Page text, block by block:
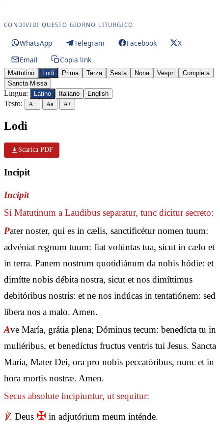
CONDIVIDI QUESTO GIORNO LITURGICO
WhatsApp Telegram Facebook
X
Email
Copia link
Mattutino Lodi Prima Terza Sesta Nona Vespri
Compieta
Sancta Missa
Lingua: Latino Italiano English
Testo: A− Aa A+
Lodi
Scarica PDF
Incipit
Incipit
Si Matutinum a Laudibus separatur, tunc dicitur secreto:
Pater noster, qui es in cælis, sanctificétur nomen tuum:
advéniat regnum tuum: fiat volúntas tua, sicut in cælo et
in terra. Panem nostrum quotidiánum da nobis hódie: et
dimítte nobis débita nostra, sicut et nos dimíttimus
debitóribus nostris: et ne nos indúcas in tentatiónem: sed
líbera nos a malo. Amen.
Ave María, grátia plena; Dóminus tecum: benedícta tu in
muliéribus, et benedíctus fructus ventris tui Jesus. Sancta
María, Mater Dei, ora pro nobis peccatóribus, nunc et in
hora mortis nostræ. Amen.
Secus absolute incipiuntur, ut sequitur:
℣. Deus ✠ in adjutórium meum inténde.